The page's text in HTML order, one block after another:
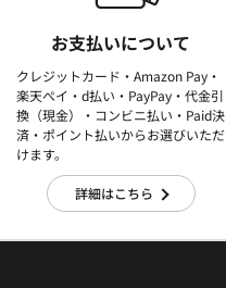
お支払いについて
クレジットカード・Amazon Pay・
楽天ぺイ・d払い・PayPay・代金引
換（現金）・コンビニ払い・Paid決
済・ポイント払いからお選びいただ
けます。
詳細はこちら